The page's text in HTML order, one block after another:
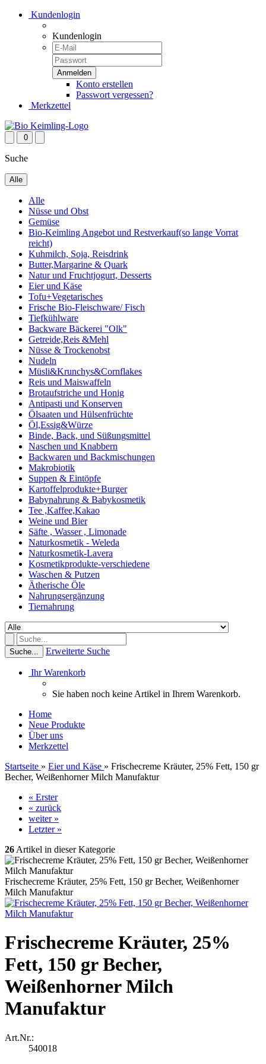
Kundenlogin
Kundenlogin
Konto erstellen
Passwort vergessen?
Merkzettel
0
Suche
Alle
Alle
Nüsse und Obst
Gemüse
Bio-Keimling Angebot und Restverkauf(so lange Vorrat
reicht)
Kuhmilch, Soja, Reisdrink
Butter,Margarine & Quark
Natur und Fruchtjogurt, Desserts
Eier und Käse
Tofu+Vegetarisches
Frische Bio-Fleischware/ Fisch
Tiefkühlware
Backware Bäckerei "Olk"
Getreide,Reis &Mehl
Nüsse & Trockenobst
Nudeln
Müsli&Krunchys&Cornflakes
Reis und Maiswaffeln
Brotaufstriche und Honig
Antipasti und Konserven
Ölsaaten und Hülsenfrüchte
Öl,Essig&Würze
Binde, Back, und Süßungsmittel
Naschen und Knabbern
Backwaren und Backmischungen
Makrobiotik
Suppen & Eintöpfe
Kartoffelprodukte+Burger
Babynahrung & Babykosmetik
Tee ,Kaffee,Kakao
Weine und Bier
Säfte , Wasser , Limonade
Naturkosmetik - Weleda
Naturkosmetik-Lavera
Kosmetikprodukte-verschiedene
Waschen & Putzen
Ätherische Öle
Nahrungsergänzung
Tiernahrung
Suche... Erweiterte Suche
Ihr Warenkorb
Sie haben noch keine Artikel in Ihrem Warenkorb.
Home
Neue Produkte
Über uns
Merkzettel
Startseite » Eier und Käse » Frischecreme Kräuter, 25% Fett, 150 gr
Becher, Weißenhorner Milch Manufaktur
« Erster
« zurück
weiter »
Letzter »
26 Artikel in dieser Kategorie
Frischecreme Kräuter, 25% Fett, 150 gr Becher, Weißenhorner
Milch Manufaktur
Frischecreme Kräuter, 25%
Fett, 150 gr Becher,
Weißenhorner Milch
Manufaktur
Art.Nr.:
540018